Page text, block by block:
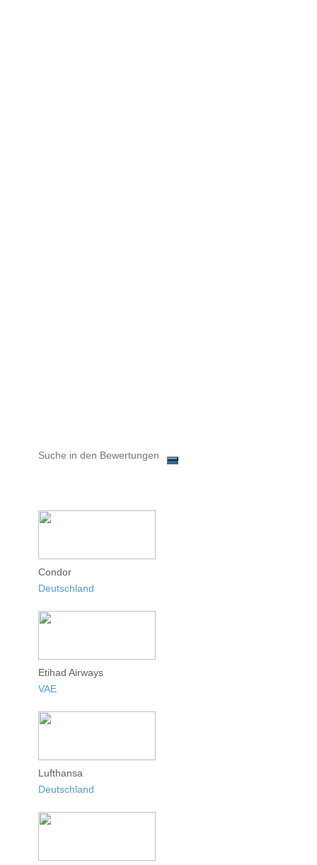
Condor
Deutschland
Etihad Airways
VAE
Lufthansa
Deutschland